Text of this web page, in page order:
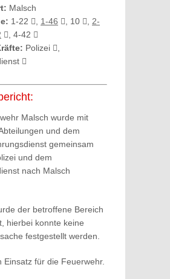
Malsch
1-22 1-46 , 10
2-
, 4-42
Polizei
Malsch wurde mit
und dem
gemeinsam
und dem
nach Malsch
der betroffene Bereich
hierbei konnte keine
festgestellt werden.
Einsatz für die Feuerwehr.